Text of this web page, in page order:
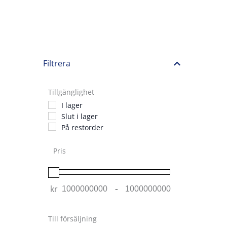
Filtrera
Tillgänglighet
I lager
Slut i lager
På restorder
Pris
kr Minimum Price
-Maximum Price
Till försäljning